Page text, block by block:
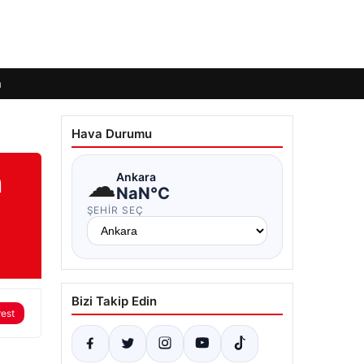
Hava Durumu
☁Ankara
NaN°C
ŞEHIR SEÇ
Bizi Takip Edin